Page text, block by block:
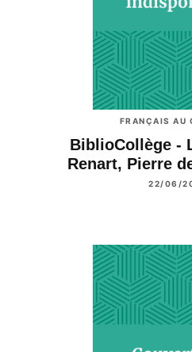
FRANÇAIS AU
BiblioCollège -
Renart, Pierre
22/06/